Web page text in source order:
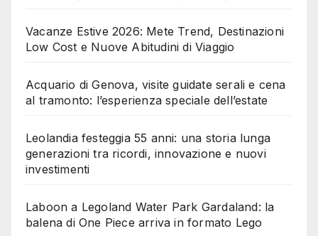
Vacanze Estive 2026: Mete Trend, Destinazioni
Low Cost e Nuove Abitudini di Viaggio
Acquario di Genova, visite guidate serali e cena
al tramonto: l’esperienza speciale dell’estate
Leolandia festeggia 55 anni: una storia lunga
generazioni tra ricordi, innovazione e nuovi
investimenti
Laboon a Legoland Water Park Gardaland: la
balena di One Piece arriva in formato Lego